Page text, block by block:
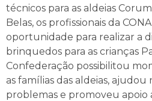
técnicos para as aldeias
Belas, os profissionais da
oportunidade para realizar a
brinquedos para as crianças
Confederação possibilitou
as famílias das aldeias,
problemas e promoveu apoio